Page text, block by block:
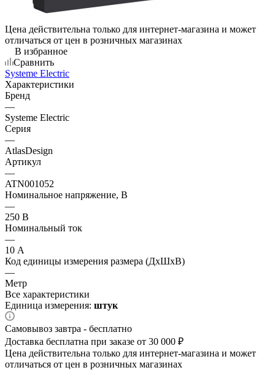
Цена действительна только для интернет-магазина и может
отличаться от цен в розничных магазинах
В избранное
Сравнить
Systeme Electric
Характеристики
Бренд
—
Systeme Electric
Серия
—
AtlasDesign
Артикул
—
ATN001052
Номинальное напряжение, В
—
250 В
Номинальный ток
—
10 А
Код единицы измерения размера (ДхШхВ)
—
Метр
Все характеристики
Единица измерения: штук
Самовывоз завтра - бесплатно
Доставка бесплатна при заказе от 30 000 ₽
Цена действительна только для интернет-магазина и может
отличаться от цен в розничных магазинах